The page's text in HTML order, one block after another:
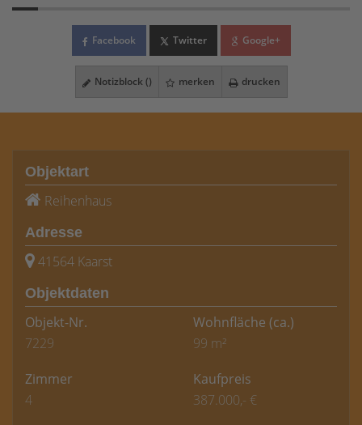
Facebook Twitter Google+
Notizblock () merken drucken
Objektart
Reihenhaus
Adresse
41564 Kaarst
Objektdaten
Objekt-Nr.
7229
Wohnfläche (ca.)
99 m²
Zimmer
4
Kaufpreis
387.000,- €